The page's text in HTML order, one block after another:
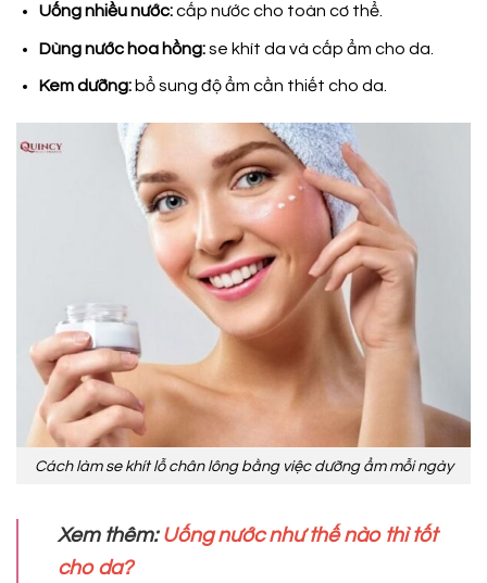
Uống nhiều nước:cấp nước cho toàn cơ thể.
Dùng nước hoa hồng:se khít da và cấp ẩm cho da.
Kem dưỡng:bổ sung độ ẩm cần thiết cho da.
Cách làm se khít lỗ chân lông bằng việc dưỡng ẩm mỗi ngày
Xem thêm: Uống nước như thế nào thì tốt
cho da?